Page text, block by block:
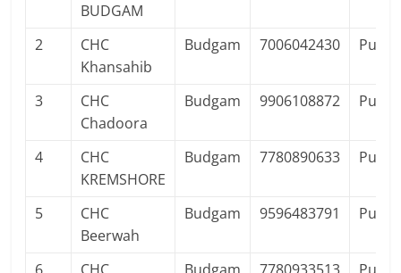
BUDGAM
2
CHC
Khansahib
Budgam 7006042430 Public
3
CHC
Chadoora
Budgam 9906108872 Public
4
CHC
KREMSHORE
Budgam 7780890633 Public
5
CHC
Beerwah
Budgam 9596483791 Public